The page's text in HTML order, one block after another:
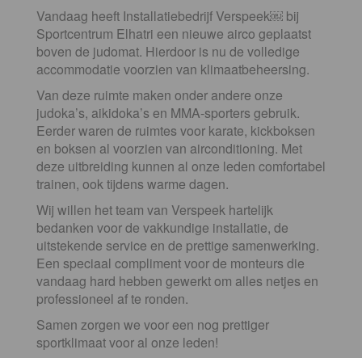
Vandaag heeft Installatiebedrijf Verspeek⁠￼ bij
Sportcentrum Elhatri een nieuwe airco geplaatst
boven de judomat. Hierdoor is nu de volledige
accommodatie voorzien van klimaatbeheersing.
Van deze ruimte maken onder andere onze
judoka’s, aikidoka’s en MMA-sporters gebruik.
Eerder waren de ruimtes voor karate, kickboksen
en boksen al voorzien van airconditioning. Met
deze uitbreiding kunnen al onze leden comfortabel
trainen, ook tijdens warme dagen.
Wij willen het team van Verspeek hartelijk
bedanken voor de vakkundige installatie, de
uitstekende service en de prettige samenwerking.
Een speciaal compliment voor de monteurs die
vandaag hard hebben gewerkt om alles netjes en
professioneel af te ronden.
Samen zorgen we voor een nog prettiger
sportklimaat voor al onze leden!